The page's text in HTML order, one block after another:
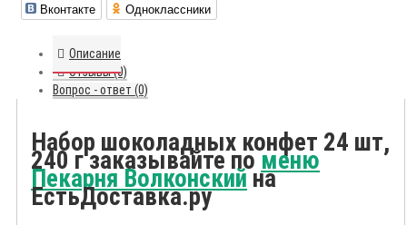
Вконтакте Одноклассники
Описание
Отзывы (0)
Вопрос - ответ (0)
Набор шоколадных конфет 24 шт,
240 г заказывайте поменю
Пекарня Волконскийна
ЕстьДоставка.ру